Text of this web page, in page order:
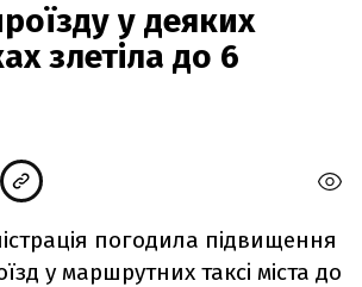
у деяких
злетіла до 6
погодила підвищення
у маршрутних таксi міста до